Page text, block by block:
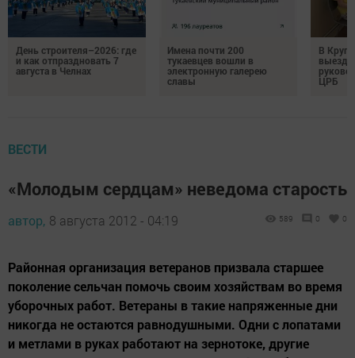
День строителя–2026: где
и как отпраздновать 7
августа в Челнах
Имена почти 200
тукаевцев вошли в
электронную галерею
славы
В
ЦРБ
ВЕСТИ
«Молодым сердцам» неведома старость
автор, 8 августа 2012 - 04:19 589 0 0
Районная организация ветеранов призвала старшее
поколение сельчан помочь своим хозяйствам во время
уборочных работ. Ветераны в такие напряженные дни
никогда не остаются равнодушными. Одни с лопатами
и метлами в руках работают на зернотоке, другие